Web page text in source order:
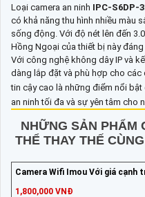
Loại camera an ninh IPC-S6DP-
có khả năng thu hình nhiều màu
sống động. Với độ nét lên đến
Hồng Ngoại của thiết bị này
Với công nghệ không dây IP và
dàng lắp đặt và phù hợp cho các
tin cậy cao là những điểm nổi bật
an ninh tối đa và sự yên tâm cho
NHỮNG SẢN PHẨM
THỂ THAY THẾ
Camera Wifi Imou Với giá cạnh
1,800,000 VNĐ